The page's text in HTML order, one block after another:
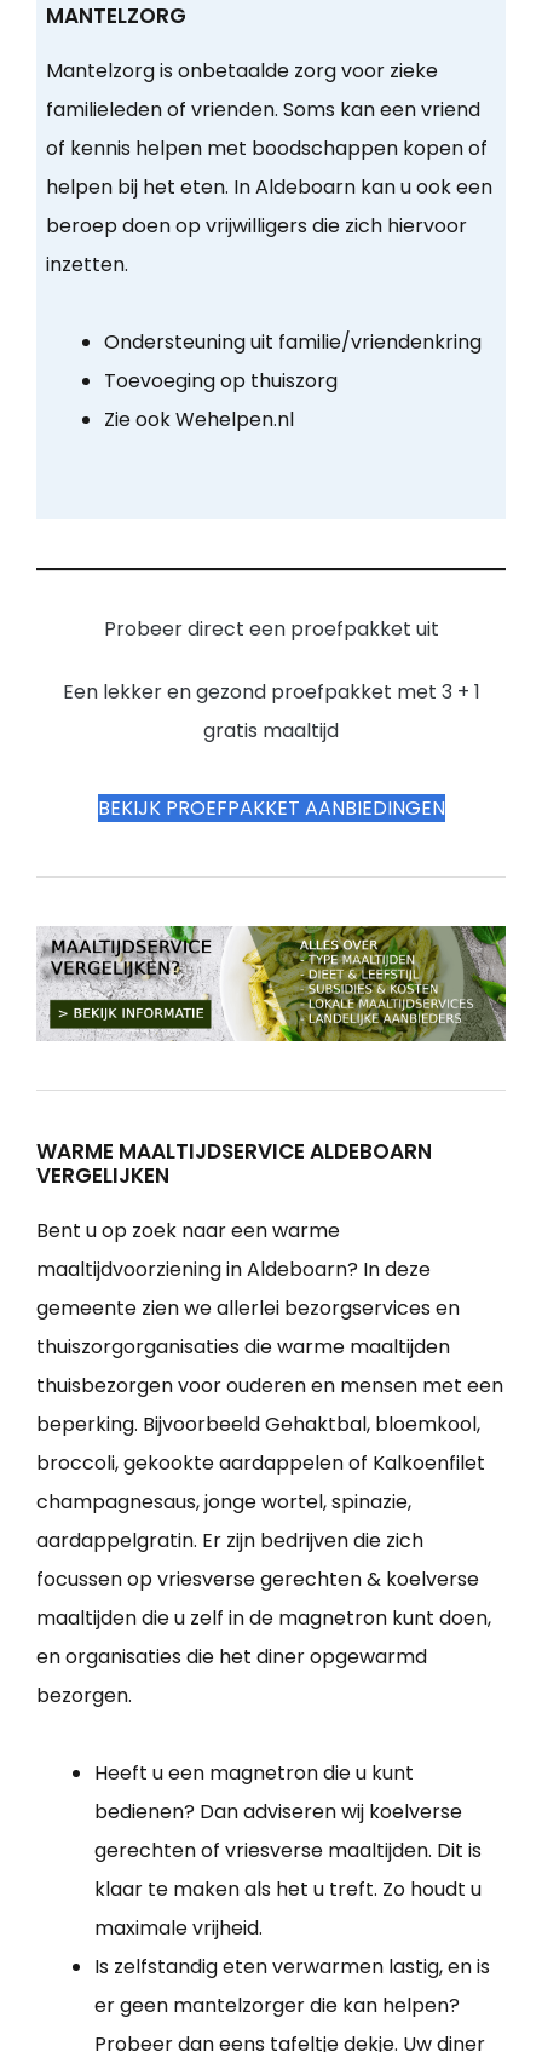
MANTELZORG
Mantelzorg is onbetaalde zorg voor zieke
familieleden of vrienden. Soms kan een vriend
of kennis helpen met boodschappen kopen of
helpen bij het eten. In Aldeboarn kan u ook een
beroep doen op vrijwilligers die zich hiervoor
inzetten.
Ondersteuning uit familie/vriendenkring
Toevoeging op thuiszorg
Zie ook Wehelpen.nl
Probeer direct een proefpakket uit
Een lekker en gezond proefpakket met 3 + 1
gratis maaltijd
BEKIJK PROEFPAKKET AANBIEDINGEN
WARME MAALTIJDSERVICE ALDEBOARN
VERGELIJKEN
Bent u op zoek naar een warme
maaltijdvoorziening in Aldeboarn? In deze
gemeente zien we allerlei bezorgservices en
thuiszorgorganisaties die warme maaltijden
thuisbezorgen voor ouderen en mensen met een
beperking. Bijvoorbeeld Gehaktbal, bloemkool,
broccoli, gekookte aardappelen of Kalkoenfilet
champagnesaus, jonge wortel, spinazie,
aardappelgratin. Er zijn bedrijven die zich
focussen op vriesverse gerechten & koelverse
maaltijden die u zelf in de magnetron kunt doen,
en organisaties die het diner opgewarmd
bezorgen.
Heeft u een magnetron die u kunt
bedienen? Dan adviseren wij koelverse
gerechten of vriesverse maaltijden. Dit is
klaar te maken als het u treft. Zo houdt u
maximale vrijheid.
Is zelfstandig eten verwarmen lastig, en is
er geen mantelzorger die kan helpen?
Probeer dan eens tafeltje dekje. Uw diner